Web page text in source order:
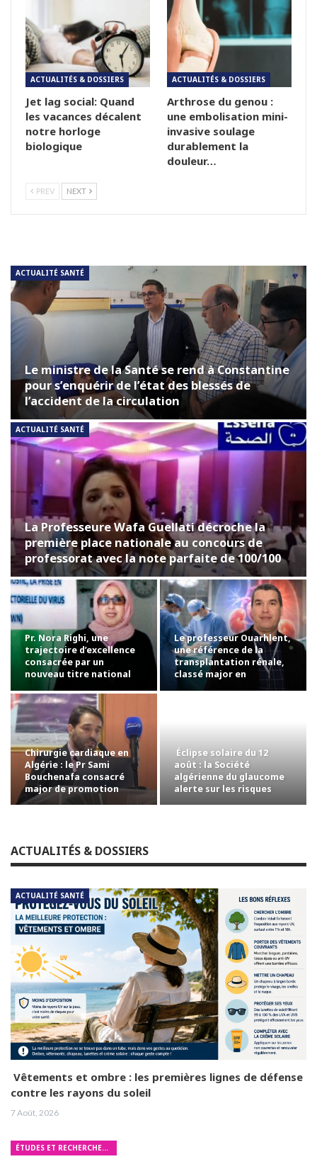
ACTUALITÉS & DOSSIERS
Jet lag social: Quand
les vacances décalent
notre horloge
biologique
ACTUALITÉS & DOSSIERS
Arthrose du genou :
une embolisation mini-
invasive soulage
durablement la
douleur…
PREV NEXT
ACTUALITÉ SANTÉ
Le ministre de la Santé se rend à Constantine
pour s’enquérir de l’état des blessés de
l’accident de la circulation
ACTUALITÉ SANTÉ
La Professeure Wafa Guellati décroche la
première place nationale au concours de
professorat avec la note parfaite de 100/100
Pr. Nora Righi, une
trajectoire d’excellence
consacrée par un
nouveau titre national
Le professeur Ouarhlent,
une référence de la
transplantation rénale,
classé major en
chirurgie…
Chirurgie cardiaque en
Algérie : le Pr Sami
Bouchenafa consacré
major de promotion
Éclipse solaire du 12
août : la Société
algérienne du glaucome
alerte sur les risques
ACTUALITÉS & DOSSIERS
ACTUALITÉ SANTÉ
Vêtements et ombre : les premières lignes de défense
contre les rayons du soleil
7 Août, 2026
ÉTUDES ET RECHERCHES MÉDICALES